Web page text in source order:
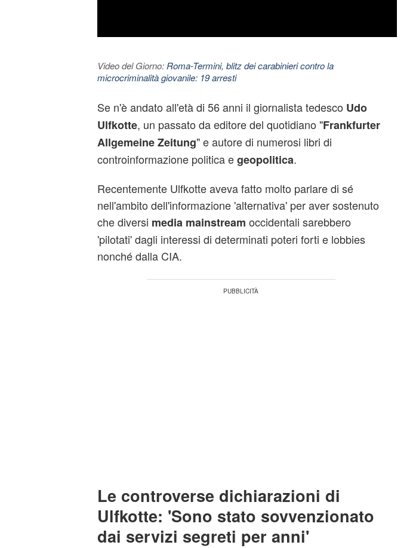
Video del Giorno: Roma-Termini, blitz dei carabinieri contro la
microcriminalità giovanile: 19 arresti
Se n'è andato all'età di 56 anni il giornalista tedesco Udo
Ulfkotte, un passato da editore del quotidiano "Frankfurter
Allgemeine Zeitung" e autore di numerosi libri di
controinformazione politica egeopolitica.
Recentemente Ulfkotte aveva fatto molto parlare di sé
nell'ambito dell'informazione 'alternativa' per aver sostenuto
che diversi media mainstream occidentali sarebbero
'pilotati' dagli interessi di determinati poteri forti e lobbies
nonché dalla CIA.
Le controverse dichiarazioni di
Ulfkotte: 'Sono stato sovvenzionato
dai servizi segreti per anni'